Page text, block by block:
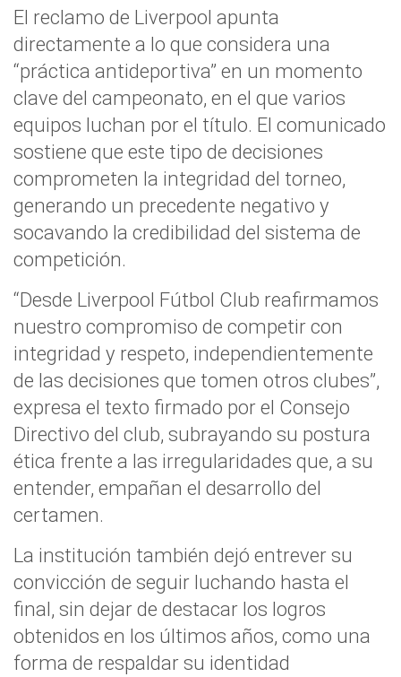
El reclamo de Liverpool apunta
directamente a lo que considera una
“práctica antideportiva” en un momento
clave del campeonato, en el que varios
equipos luchan por el título. El comunicado
sostiene que este tipo de decisiones
comprometen la integridad del torneo,
generando un precedente negativo y
socavando la credibilidad del sistema de
competición.
“Desde Liverpool Fútbol Club reafirmamos
nuestro compromiso de competir con
integridad y respeto, independientemente
de las decisiones que tomen otros clubes”,
expresa el texto firmado por el Consejo
Directivo del club, subrayando su postura
ética frente a las irregularidades que, a su
entender, empañan el desarrollo del
certamen.
La institución también dejó entrever su
convicción de seguir luchando hasta el
final, sin dejar de destacar los logros
obtenidos en los últimos años, como una
forma de respaldar su identidad